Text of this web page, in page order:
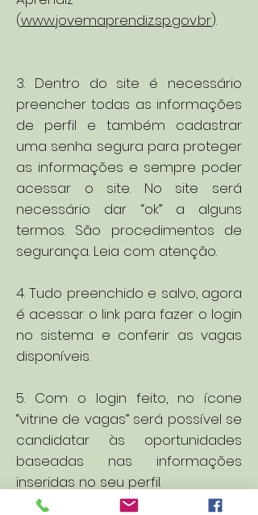
(www.jovemaprendiz.sp.gov.br).
3. Dentro do site é necessário
preencher todas as informações
de perfil e também cadastrar
uma senha segura para proteger
as informações e sempre poder
acessar o site. No site será
necessário dar “ok” a alguns
termos. São procedimentos de
segurança. Leia com atenção.
4. Tudo preenchido e salvo, agora
é acessar o link para fazer o login
no sistema e conferir as vagas
disponíveis.
5. Com o login feito, no ícone
“vitrine de vagas” será possível se
candidatar às oportunidades
baseadas nas informações
inseridas no seu perfil.